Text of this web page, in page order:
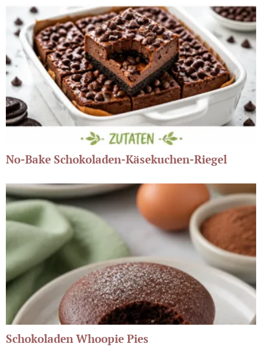
No-Bake Schokoladen-Käsekuchen-Riegel
Schokoladen Whoopie Pies